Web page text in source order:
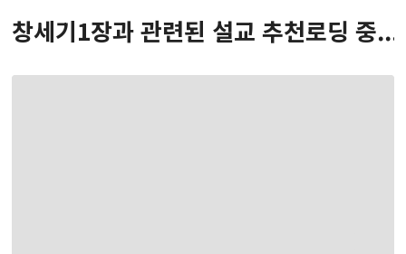
창세기1장과 관련된 설교 추천로딩 중...